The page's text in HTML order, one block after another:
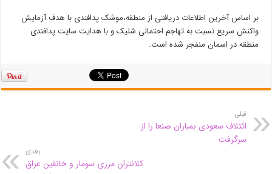
بر اساس آخرین اطلاعات دریافتی از منطقه،موشک پدافندی با هدف آزمایش
واکنش سریع نسبت به تهاجم احتمالی شلیک و با هدایت سایت پدافندی
منطقه در اسمان منفجر شده است.
قبلی
ائتلاف سعودی بمباران صنعا را از
سرگرفت
بعدی
کلانتران مرزی سومار و خانقین عراق